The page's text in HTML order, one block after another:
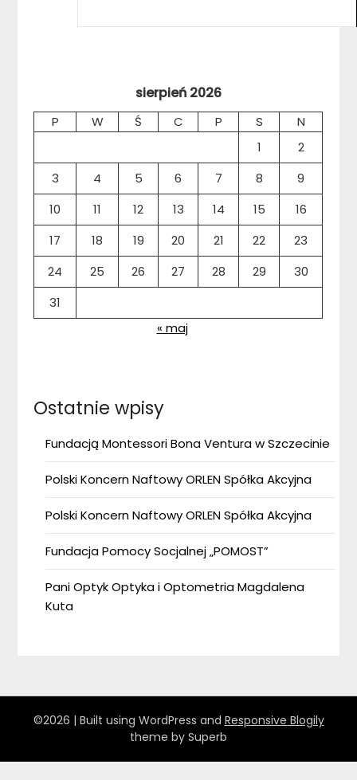
sierpień 2026
P W Ś C P S
N
1
2
3
4 5 6 7 8
9
10
11 12 13 14 15
16
17
18 19 20 21 22
23
24
25 26 27 28 29
30
31
« maj
Ostatnie wpisy
Fundacją Montessori Bona Ventura w Szczecinie
Polski Koncern Naftowy ORLEN Spółka Akcyjna
Polski Koncern Naftowy ORLEN Spółka Akcyjna
Fundacja Pomocy Socjalnej „POMOST”
Pani Optyk Optyka i Optometria Magdalena
Kuta
©2026 | Built using WordPress and Responsive Blogily
theme by Superb